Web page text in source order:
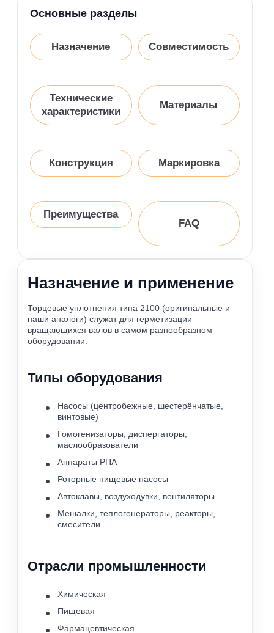
Основные разделы
Назначение Совместимость
Технические
характеристики
Материалы
Конструкция Маркировка
Преимущества
FAQ
Назначение и применение
Торцевые уплотнения типа 2100 (оригинальные и
наши аналоги) служат для герметизации
вращающихся валов в самом разнообразном
оборудовании.
Типы оборудования
Насосы (центробежные, шестерёнчатые,
винтовые)
Гомогенизаторы, диспергаторы,
маслообразователи
Аппараты РПА
Роторные пищевые насосы
Автоклавы, воздуходувки, вентиляторы
Мешалки, теплогенераторы, реакторы,
смесители
Отрасли промышленности
Химическая
Пищевая
Фармацевтическая